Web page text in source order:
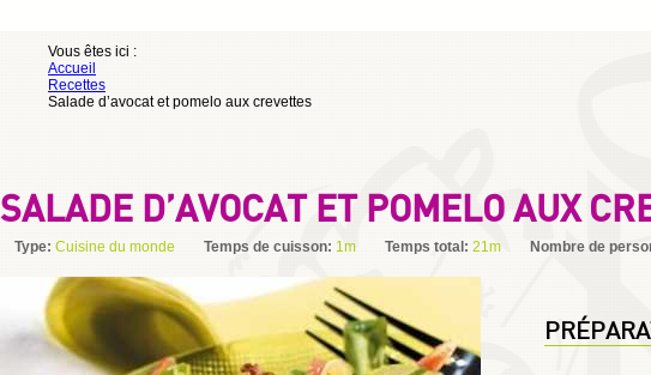
S'INSCRIRE
Vous êtes ici :
Accueil
Recettes
Salade d’avocat et pomelo aux crevettes
SALADE D’AVOCAT ET POMELO AUX
Type: Cuisine du monde Temps de cuisson: 1m Temps total: 21m Nombre de